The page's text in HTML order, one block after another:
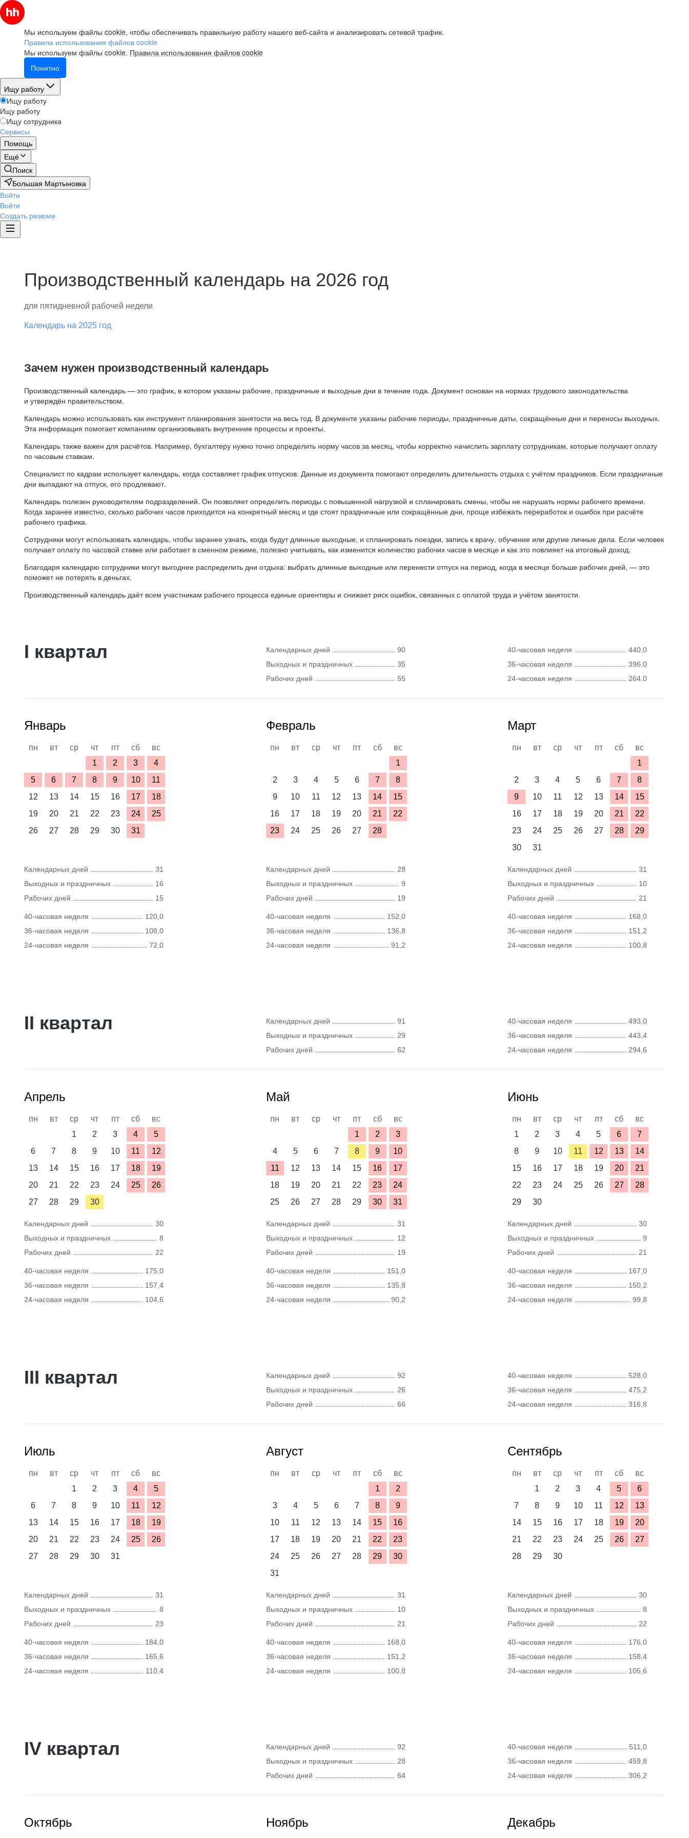
Мы используем файлы cookie, чтобы обеспечивать правильную работу нашего веб-сайта и анализировать сетевой трафик.
Правила использования файлов cookie
Мы используем файлы cookie. Правила использования файлов cookie
Понятно
Ищу работу
Ищу работу
Ищу работу
Ищу сотрудника
Сервисы
Помощь
Ещё
Поиск
Большая Мартыновка
Войти
Войти
Создать резюме
Производственный календарь на 2026 год
для пятидневной рабочей недели
Календарь на 2025 год
Зачем нужен производственный календарь
Производственный календарь — это график, в котором указаны рабочие, праздничные и выходные дни в течение года. Документ основан на нормах трудового законодательства
и утверждён правительством.
Календарь можно использовать как инструмент планирования занятости на весь год. В документе указаны рабочие периоды, праздничные даты, сокращённые дни и переносы выходных.
Эта информация помогает компаниям организовывать внутренние процессы и проекты.
Календарь также важен для расчётов. Например, бухгалтеру нужно точно определить норму часов за месяц, чтобы корректно начислить зарплату сотрудникам, которые получают оплату
по часовым ставкам.
Специалист по кадрам использует календарь, когда составляет график отпусков. Данные из документа помогают определить длительность отдыха с учётом праздников. Если праздничные
дни выпадают на отпуск, его продлевают.
Календарь полезен руководителям подразделений. Он позволяет определить периоды с повышенной нагрузкой и спланировать смены, чтобы не нарушать нормы рабочего времени.
Когда заранее известно, сколько рабочих часов приходится на конкретный месяц и где стоят праздничные или сокращённые дни, проще избежать переработок и ошибок при расчёте
рабочего графика.
Сотрудники могут использовать календарь, чтобы заранее узнать, когда будут длинные выходные, и спланировать поездки, запись к врачу, обучение или другие личные дела. Если человек
получает оплату по часовой ставке или работает в сменном режиме, полезно учитывать, как изменится количество рабочих часов в месяце и как это повлияет на итоговый доход.
Благодаря календарю сотрудники могут выгоднее распределить дни отдыха: выбрать длинные выходные или перенести отпуск на период, когда в месяце больше рабочих дней, — это
поможет не потерять в деньгах.
Производственный календарь даёт всем участникам рабочего процесса единые ориентиры и снижает риск ошибок, связанных с оплатой труда и учётом занятости.
I квартал Календарных дней
90
Выходных и праздничных
35
Рабочих дней
55
40-часовая неделя
440,0
36-часовая неделя
396,0
24-часовая неделя
264,0
Январь
пн вт ср чт пт сб
вс
1
2 3
4
5
6 7 8 9 10
11
12
13 14 15 16 17
18
19
20 21 22 23 24
25
26
27 28 29 30 31
Календарных дней
31
Выходных и праздничных
16
Рабочих дней
15
40-часовая неделя
120,0
36-часовая неделя
108,0
24-часовая неделя
72,0
Февраль
пн вт ср чт пт сб
вс
1
2
3 4 5 6 7
8
9
10 11 12 13 14
15
16
17 18 19 20 21
22
23
24 25 26 27 28
Календарных дней
28
Выходных и праздничных
9
Рабочих дней
19
40-часовая неделя
152,0
36-часовая неделя
136,8
24-часовая неделя
91,2
Март
пн вт ср чт пт сб
вс
1
2
3 4 5 6 7
8
9
10 11 12 13 14
15
16
17 18 19 20 21
22
23
24 25 26 27 28
29
30
31
Календарных дней
31
Выходных и праздничных
10
Рабочих дней
21
40-часовая неделя
168,0
36-часовая неделя
151,2
24-часовая неделя
100,8
II квартал Календарных дней
91
Выходных и праздничных
29
Рабочих дней
62
40-часовая неделя
493,0
36-часовая неделя
443,4
24-часовая неделя
294,6
Апрель
пн вт ср чт пт сб
вс
1
2 3 4
5
6
7 8 9 10 11
12
13
14 15 16 17 18
19
20
21 22 23 24 25
26
27
28 29 30
Календарных дней
30
Выходных и праздничных
8
Рабочих дней
22
40-часовая неделя
175,0
36-часовая неделя
157,4
24-часовая неделя
104,6
Май
пн вт ср чт пт сб
вс
1
2
3
4
5 6 7 8 9
10
11
12 13 14 15 16
17
18
19 20 21 22 23
24
25
26 27 28 29 30 31
Календарных дней
31
Выходных и праздничных
12
Рабочих дней
19
40-часовая неделя
151,0
36-часовая неделя
135,8
24-часовая неделя
90,2
Июнь
пн вт ср чт пт сб
вс
1
2 3 4 5 6
7
8
9 10 11 12 13
14
15
16 17 18 19 20
21
22
23 24 25 26 27
28
29
30
Календарных дней
30
Выходных и праздничных
9
Рабочих дней
21
40-часовая неделя
167,0
36-часовая неделя
150,2
24-часовая неделя
99,8
III квартал Календарных дней
92
Выходных и праздничных
26
Рабочих дней
66
40-часовая неделя
528,0
36-часовая неделя
475,2
24-часовая неделя
316,8
Июль
пн вт ср чт пт сб
вс
1
2 3 4
5
6
7 8 9 10 11
12
13
14 15 16 17 18
19
20
21 22 23 24 25
26
27
28 29 30 31
Календарных дней
31
Выходных и праздничных
8
Рабочих дней
23
40-часовая неделя
184,0
36-часовая неделя
165,6
24-часовая неделя
110,4
Август
пн вт ср чт пт сб
вс
1
2
3
4 5 6 7 8
9
10
11 12 13 14 15
16
17
18 19 20 21 22
23
24
25 26 27 28 29
30
31
Календарных дней
31
Выходных и праздничных
10
Рабочих дней
21
40-часовая неделя
168,0
36-часовая неделя
151,2
24-часовая неделя
100,8
Сентябрь
пн вт ср чт пт сб
вс
1
2 3 4 5
6
7
8 9 10 11 12
13
14
15 16 17 18 19
20
21
22 23 24 25 26
27
28
29 30
Календарных дней
30
Выходных и праздничных
8
Рабочих дней
22
40-часовая неделя
176,0
36-часовая неделя
158,4
24-часовая неделя
105,6
IV квартал Календарных дней
92
Выходных и праздничных
28
Рабочих дней
64
40-часовая неделя
511,0
36-часовая неделя
459,8
24-часовая неделя
306,2
Октябрь Ноябрь Декабрь